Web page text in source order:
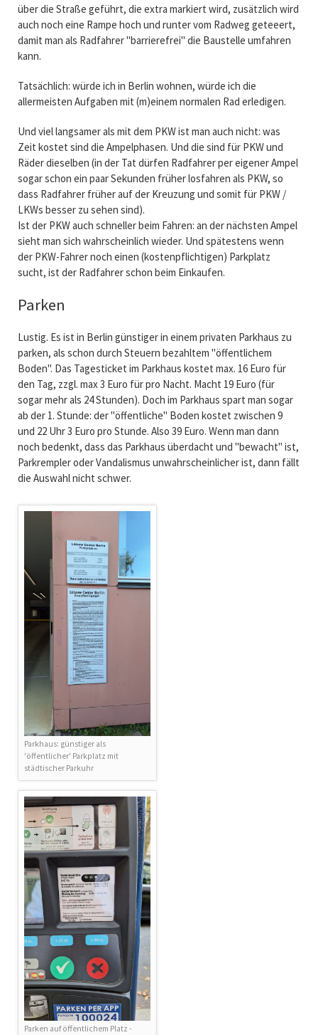
über die Straße geführt, die extra markiert wird, zusätzlich wird
auch noch eine Rampe hoch und runter vom Radweg geteeert,
damit man als Radfahrer "barrierefrei" die Baustelle umfahren
kann.
Tatsächlich: würde ich in Berlin wohnen, würde ich die
allermeisten Aufgaben mit (m)einem normalen Rad erledigen.
Und viel langsamer als mit dem PKW ist man auch nicht: was
Zeit kostet sind die Ampelphasen. Und die sind für PKW und
Räder dieselben (in der Tat dürfen Radfahrer per eigener Ampel
sogar schon ein paar Sekunden früher losfahren als PKW, so
dass Radfahrer früher auf der Kreuzung und somit für PKW /
LKWs besser zu sehen sind).
Ist der PKW auch schneller beim Fahren: an der nächsten Ampel
sieht man sich wahrscheinlich wieder. Und spätestens wenn
der PKW-Fahrer noch einen (kostenpflichtigen) Parkplatz
sucht, ist der Radfahrer schon beim Einkaufen.
Parken
Lustig. Es ist in Berlin günstiger in einem privaten Parkhaus zu
parken, als schon durch Steuern bezahltem "öffentlichem
Boden". Das Tagesticket im Parkhaus kostet max. 16 Euro für
den Tag, zzgl. max 3 Euro für pro Nacht. Macht 19 Euro (für
sogar mehr als 24 Stunden). Doch im Parkhaus spart man sogar
ab der 1. Stunde: der "öffentliche" Boden kostet zwischen 9
und 22 Uhr 3 Euro pro Stunde. Also 39 Euro. Wenn man dann
noch bedenkt, dass das Parkhaus überdacht und "bewacht" ist,
Parkrempler oder Vandalismus unwahrscheinlicher ist, dann fällt
die Auswahl nicht schwer.
Parkhaus: günstiger als
'öffentlicher' Parkplatz mit
städtischer Parkuhr
Parken auf öffentlichem Platz -